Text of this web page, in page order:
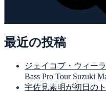
最近の投稿
ジェイコブ・ウィー
Bass Pro Tour Suzuki
宇佐見素明が初日の